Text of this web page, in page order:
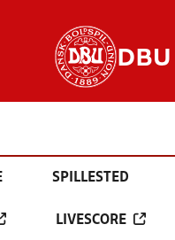
SPILLESTED
LIVESCORE